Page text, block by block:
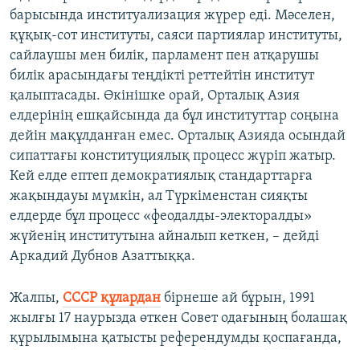
барысында институализация жүрер еді. Мәселен,
құқық-сот институты, саяси партиялар институты,
сайлаушы мен билік, парламент пен атқарушы
билік арасындағы теңдікті реттейтін институт
қалыптасады. Өкінішке орай, Орталық Азия
елдерінің ешқайсында да бұл институттар соңына
дейін мақұлданған емес. Орталық Азияда осындай
сипаттағы конституциялық процесс жүріп жатыр.
Кей елде ептеп демократиялық стандарттарға
жақындауы мүмкін, ал Түркіменстан сияқты
елдерде бұл процесс «феодалды-электоралды»
жүйенің институтына айналып кеткен, – дейді
Аркадий Дубнов Азаттыққа.
Жалпы, СССР құлардан бірнеше ай бұрын, 1991
жылғы 17 наурызда өткен Совет одағының болашақ
құрылымына қатысты референдумды қоспағанда,